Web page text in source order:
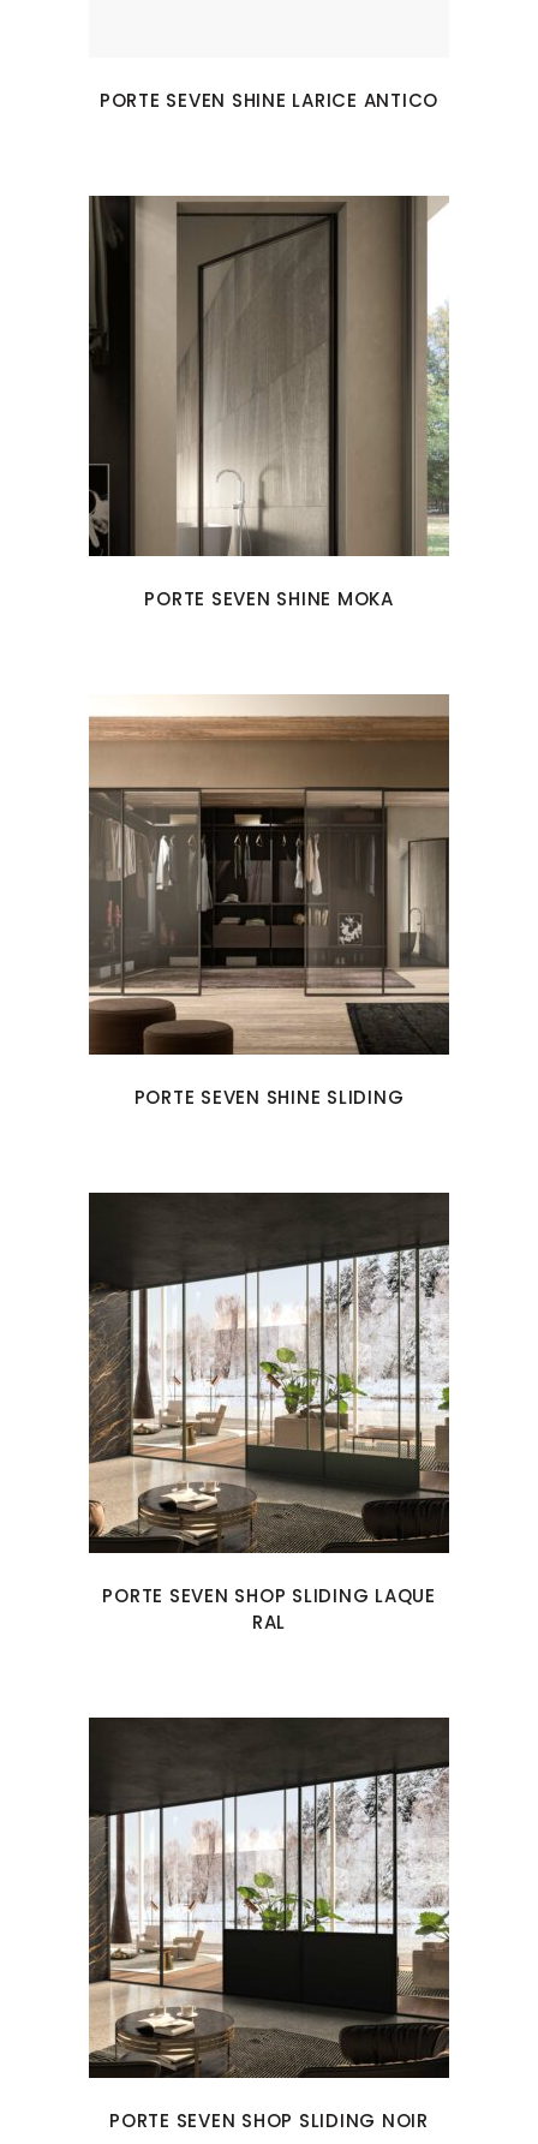
PORTE SEVEN SHINE LARICE ANTICO
PORTE SEVEN SHINE MOKA
PORTE SEVEN SHINE SLIDING
PORTE SEVEN SHOP SLIDING LAQUE
RAL
PORTE SEVEN SHOP SLIDING NOIR